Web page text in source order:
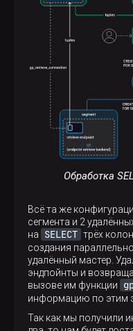
Обработка
Всё та же
сегмента и 2
на
SELECT трёх
создания
удалённый мастер.
эндпойнты и
вызове им функции
информацию по этим
Так как мы получили